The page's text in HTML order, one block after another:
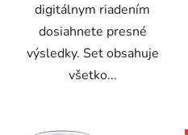
digitálnym riadením
dosiahnete presné
výsledky. Set obsahuje
všetko...